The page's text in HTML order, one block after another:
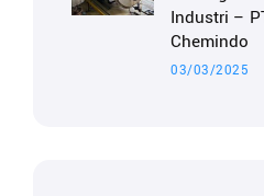
Industri –
Chemindo
03/03/2025